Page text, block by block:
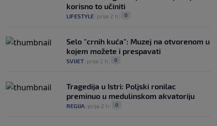
korisno to učiniti
LIFESTYLE prije 2 h 0
Selo "crnih kuća": Muzej na otvorenom u
kojem možete i prespavati
SVIJET prije 2 h 0
Tragedija u Istri: Poljski ronilac
preminuo u medulinskom akvatoriju
REGIJA prije 2 h 0